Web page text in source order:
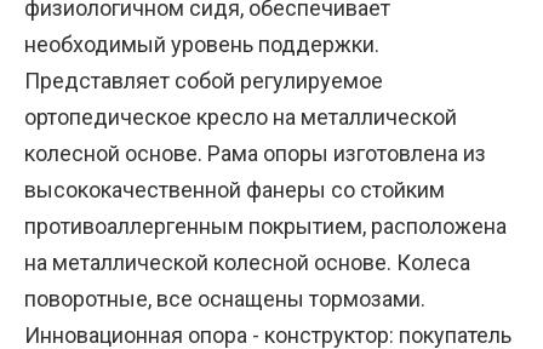
физиологичном сидя, обеспечивает
необходимый уровень поддержки.
Представляет собой регулируемое
ортопедическое кресло на металлической
колесной основе. Рама опоры изготовлена из
высококачественной фанеры со стойким
противоаллергенным покрытием, расположена
на металлической колесной основе. Колеса
поворотные, все оснащены тормозами.
Инновационная опора - конструктор: покупатель